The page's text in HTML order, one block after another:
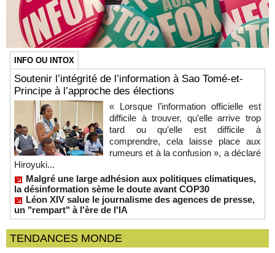
INFO OU INTOX
Soutenir l’intégrité de l’information à Sao Tomé-et-
Principe à l’approche des élections
« Lorsque l’information officielle est
difficile à trouver, qu’elle arrive trop
tard ou qu’elle est difficile à
comprendre, cela laisse place aux
rumeurs et à la confusion », a déclaré
Hiroyuki...
Malgré une large adhésion aux politiques climatiques,
la désinformation sème le doute avant COP30
Léon XIV salue le journalisme des agences de presse,
un "rempart" à l'ère de l'IA
TENDANCES MONDE